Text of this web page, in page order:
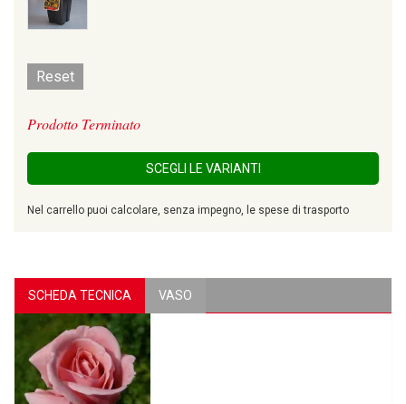
Reset
Prodotto Terminato
SCEGLI LE VARIANTI
Nel carrello puoi calcolare, senza impegno, le spese di trasporto
SCHEDA TECNICA VASO